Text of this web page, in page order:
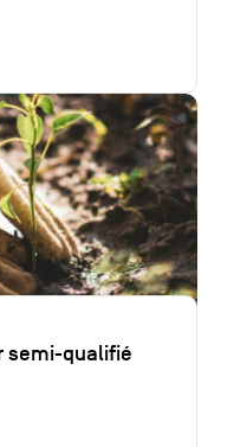
semi-qualifié